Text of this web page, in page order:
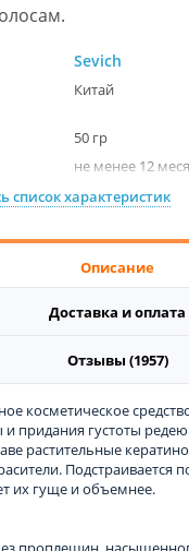
Sevich
Китай
50 гр
не менее 12
Gray
список характеристик
Описание
Доставка и оплата
Отзывы (1957)
косметическое
и придания густоты
растительные
Подстраивается
их гуще и объемнее.